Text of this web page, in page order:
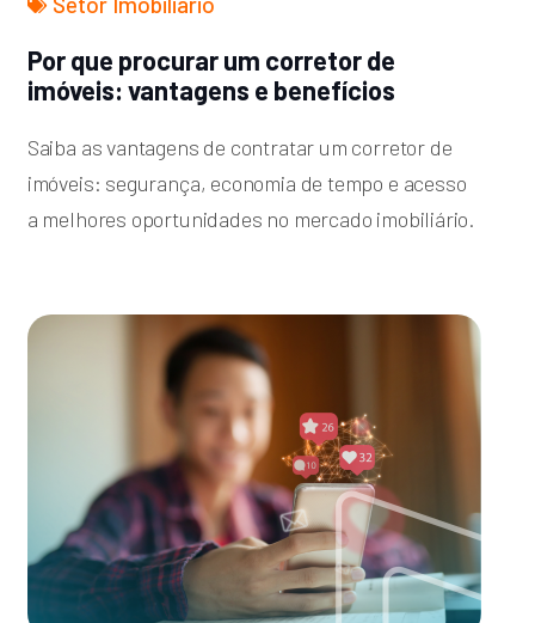
Por que procurar um corretor de
imóveis: vantagens e benefícios
Saiba as vantagens de contratar um corretor de
imóveis: segurança, economia de tempo e acesso
a melhores oportunidades no mercado imobiliário.